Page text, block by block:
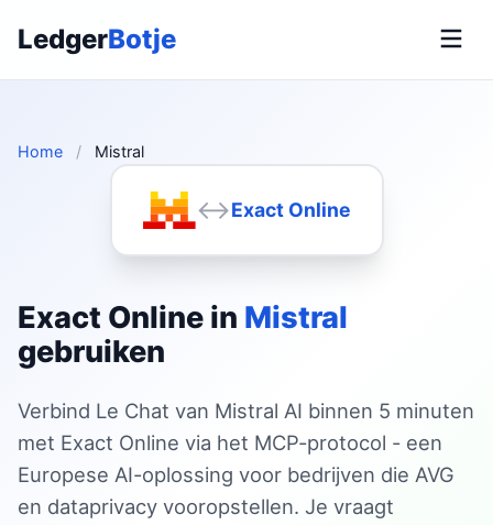
LedgerBotje
Home / Mistral
Exact Online in Mistral
gebruiken
Verbind Le Chat van Mistral AI binnen 5 minuten
met Exact Online via het MCP-protocol - een
Europese AI-oplossing voor bedrijven die AVG
en dataprivacy vooropstellen. Je vraagt
↔Exact Online